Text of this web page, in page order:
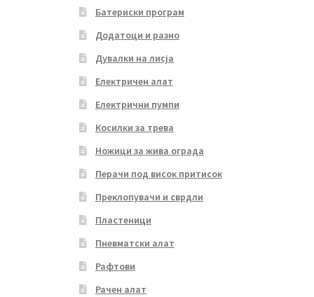
Батериски програм
Додатоци и разно
Дувалки на лисја
Електричен алат
Електрични пумпи
Косилки за трева
Ножици за жива ограда
Перачи под висок притисок
Преклопувачи и сврдли
Пластеници
Пневматски алат
Рафтови
Рачен алат